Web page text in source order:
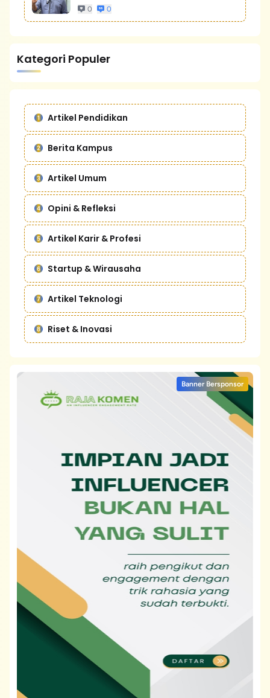
0 0
Kategori Populer
Artikel Pendidikan
Berita Kampus
Artikel Umum
Opini & Refleksi
Artikel Karir & Profesi
Startup & Wirausaha
Artikel Teknologi
Riset & Inovasi
Banner Bersponsor